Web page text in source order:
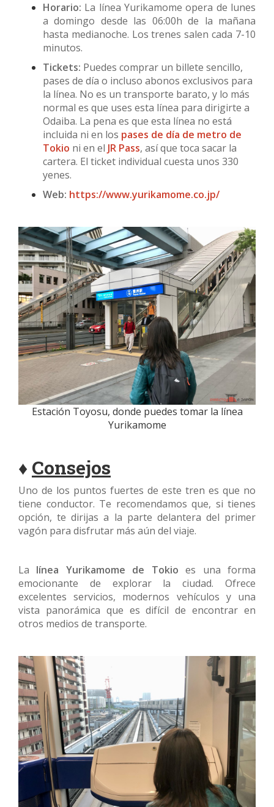
Horario: La línea Yurikamome opera de lunes
a domingo desde las 06:00h de la mañana
hasta medianoche. Los trenes salen cada 7-10
minutos.
Tickets: Puedes comprar un billete sencillo,
pases de día o incluso abonos exclusivos para
la línea. No es un transporte barato, y lo más
normal es que uses esta línea para dirigirte a
Odaiba. La pena es que esta línea no está
incluida ni en los pases de día de metro de
Tokio ni en el JR Pass, así que toca sacar la
cartera. El ticket individual cuesta unos 330
yenes.
Web: https://www.yurikamome.co.jp/
Estación Toyosu, donde puedes tomar la línea
Yurikamome
♦ Consejos
Uno de los puntos fuertes de este tren es que no
tiene conductor. Te recomendamos que, si tienes
opción, te dirijas a la parte delantera del primer
vagón para disfrutar más aún del viaje.
La línea Yurikamome de Tokio es una forma
emocionante de explorar la ciudad. Ofrece
excelentes servicios, modernos vehículos y una
vista panorámica que es difícil de encontrar en
otros medios de transporte.